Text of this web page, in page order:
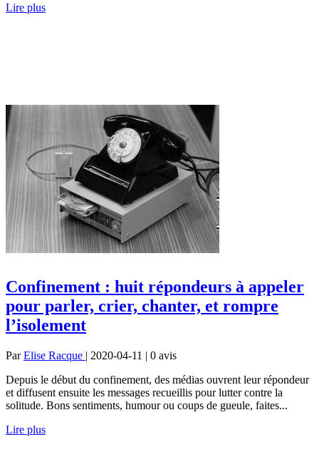
Lire plus
Confinement : huit répondeurs à appeler
pour parler, crier, chanter, et rompre
l’isolement
ParElise Racque | 2020-04-11 | 0 avis
Depuis le début du confinement, des médias ouvrent leur répondeur
et diffusent ensuite les messages recueillis pour lutter contre la
solitude. Bons sentiments, humour ou coups de gueule, faites...
Lire plus